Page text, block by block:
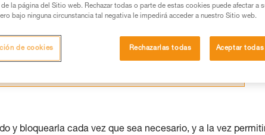
y un entrenamiento específico. Confirme a
estas técnicas, solo y con total seguridad,
su actividad. Pueden existir otras que no
y bloquearla cada vez que sea necesario, y a la vez
la página del Sitio web. Rechazar todas o parte de estas cookies puede afectar a
bajo ninguna circunstancia tal negativa le impedirá acceder a nuestro Sitio web.
Rechazarlas todas Aceptar
de cookies